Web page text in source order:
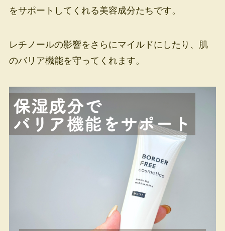
をサポートしてくれる美容成分たちです。
レチノールの影響をさらにマイルドにしたり、肌
のバリア機能を守ってくれます。